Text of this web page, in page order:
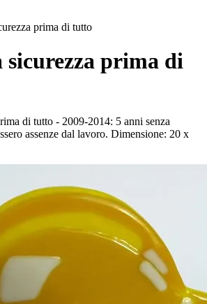
prima di tutto
sicurezza prima di
di tutto - 2009-2014: 5 anni senza
assenze dal lavoro. Dimensione: 20 x